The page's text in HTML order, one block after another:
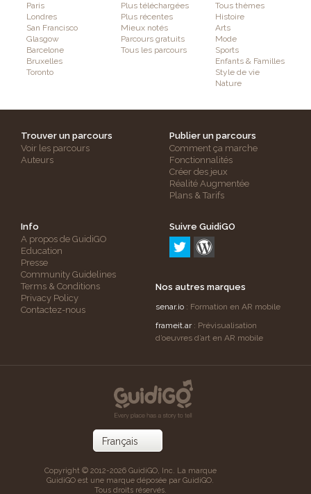
Paris
Londres
San Francisco
Glasgow
Barcelone
Bruxelles
Toronto
Plus téléchargées
Plus récentes
Mieux notés
Parcours gratuits
Tous les parcours
Tous thèmes
Histoire
Arts
Mode
Sports
Enfants & Familles
Style de vie
Nature
Trouver un parcours
Voir les parcours
Auteurs
Publier un parcours
Comment ça marche
Fonctionnalités
Créer des jeux
Réalité Augmentée
Plans & Tarifs
Info
A propos de GuidiGO
Education
Presse
Community Guidelines
Terms & Conditions
Privacy Policy
Contactez-nous
Suivre GuidiGO
Nos autres marques
senar.io : Formation en AR mobile
frameit.ar: Prévisualisation
d’oeuvres d’art en AR mobile
Copyright © 2012-2026 GuidiGO, Inc. La marque
GuidiGO est une marque déposée par GuidiGO.
Tous droits réservés.